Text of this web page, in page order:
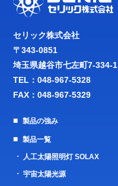
セリック株式会社
〒343-0851
埼玉県越谷市七左町7-334-1
TEL：048-967-5328
FAX：048-967-5329
製品の強み
製品一覧
人工太陽照明灯 SOLAX
宇宙太陽光源